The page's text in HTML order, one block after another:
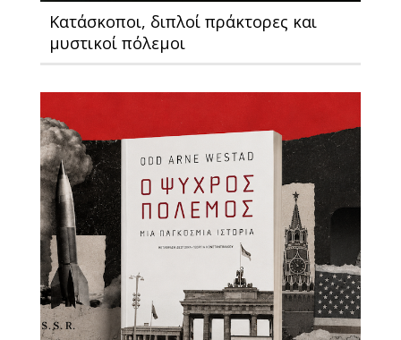
Κατάσκοποι, διπλοί πράκτορες και
μυστικοί πόλεμοι